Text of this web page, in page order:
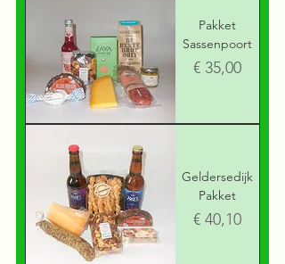
Pakket
Sassenpoort
Prijs
€ 35,00
Geldersedijk
Pakket
Prijs
€ 40,10